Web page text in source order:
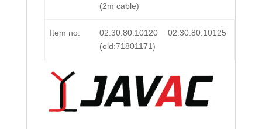
(2m cable)
Item no.
02.30.80.10120
(old:71801171)
02.30.80.10125